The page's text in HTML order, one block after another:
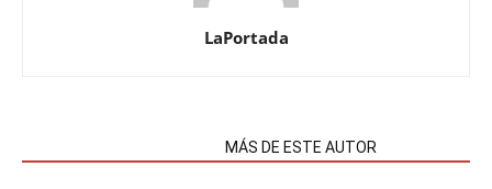
LaPortada
MÁS DE ESTE AUTOR